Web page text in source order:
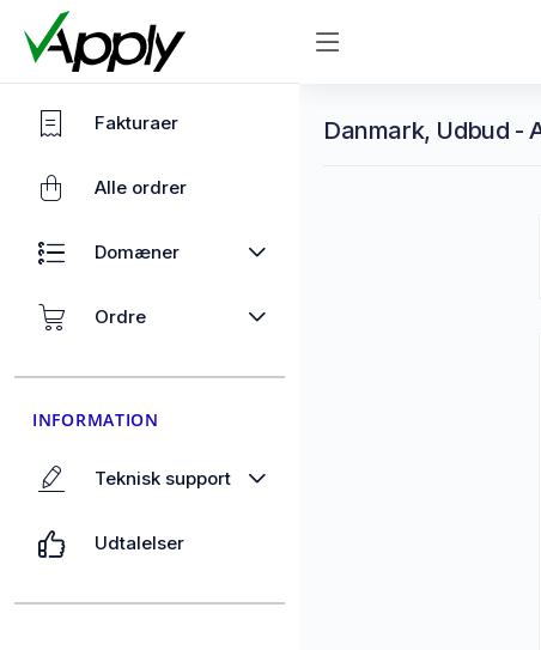
Fakturaer
Alle ordrer
Domæner
Ordre
INFORMATION
Teknisk support
Udtalelser
Danmark, Udbud -